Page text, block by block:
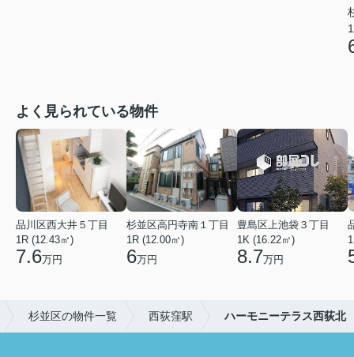
よく見られている物件
品川区西大井５丁目
1R (12.43㎡)
7.6万円
杉並区高円寺南１丁目
1R (12.00㎡)
6万円
豊島区上池袋３丁目
1K (16.22㎡)
8.7万円
杉並区の物件一覧 西荻窪駅 ハーモニーテラス西荻北